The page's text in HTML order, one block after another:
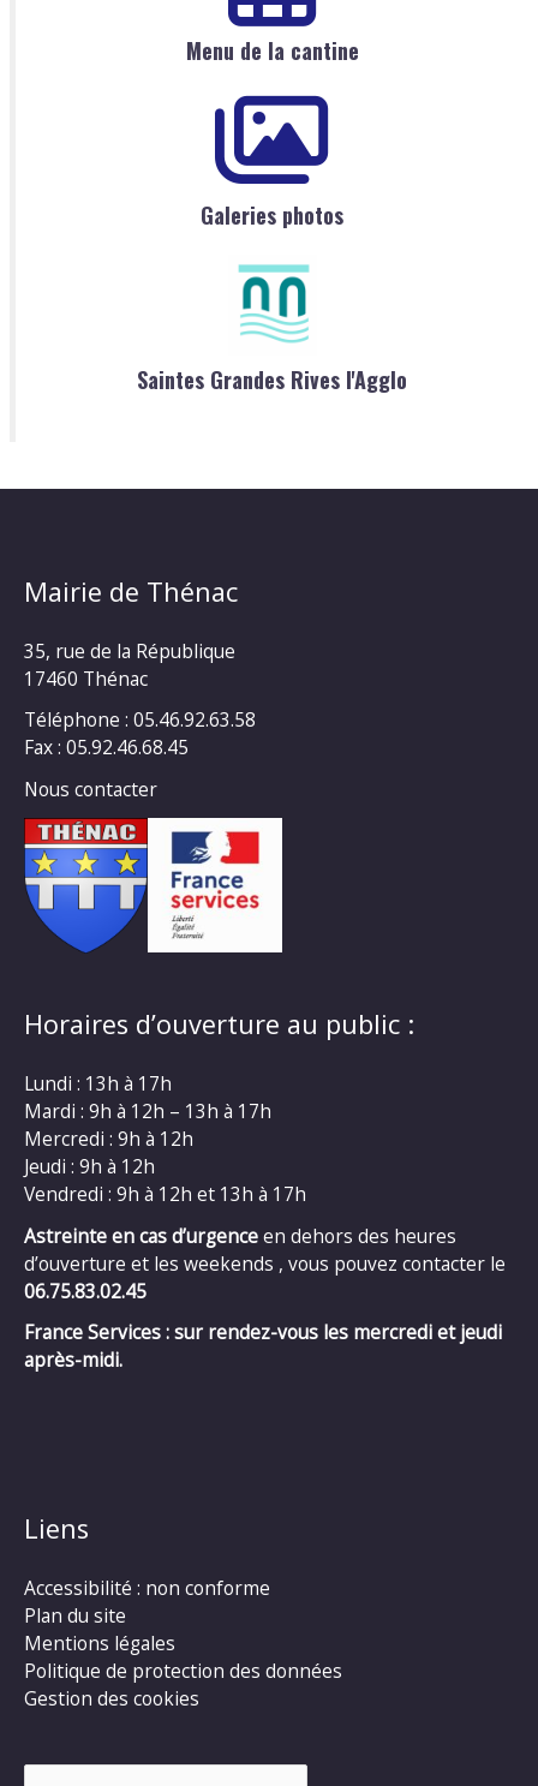
Menu de la cantine
Galeries photos
Saintes Grandes Rives l'Agglo
Mairie de Thénac
35, rue de la République
17460 Thénac
Téléphone : 05.46.92.63.58
Fax : 05.92.46.68.45
Nous contacter
Horaires d’ouverture au public :
Lundi : 13h à 17h
Mardi : 9h à 12h – 13h à 17h
Mercredi : 9h à 12h
Jeudi : 9h à 12h
Vendredi : 9h à 12h et 13h à 17h
Astreinte en cas d’urgenceen dehors des heures
d’ouverture et les weekends , vous pouvez contacter le
06.75.83.02.45
France Services : sur rendez-vous les mercredi et jeudi
après-midi.
Liens
Accessibilité : non conforme
Plan du site
Mentions légales
Politique de protection des données
Gestion des cookies